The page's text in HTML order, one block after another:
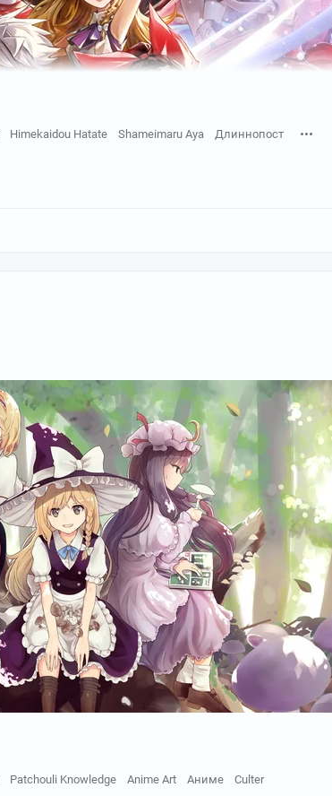
Himekaidou Hatate Shameimaru Aya Длиннопост
Patchouli Knowledge Anime Art Аниме Culter